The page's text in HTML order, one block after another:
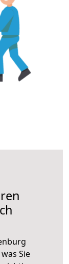
Sie